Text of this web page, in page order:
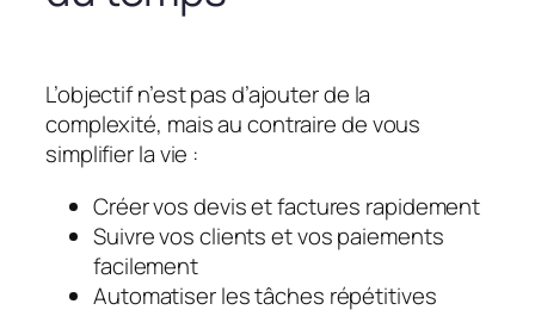
L’objectif n’est pas d’ajouter de la
complexité, mais au contraire de vous
simplifier la vie :
Créer vos devis et factures rapidement
Suivre vos clients et vos paiements
facilement
Automatiser les tâches répétitives